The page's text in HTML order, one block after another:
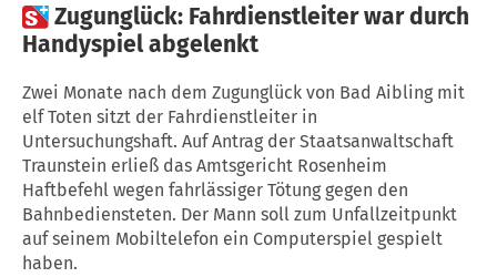
Zugunglück: Fahrdienstleiter war durch
Handyspiel abgelenkt
Zwei Monate nach dem Zugunglück von Bad Aibling mit
elf Toten sitzt der Fahrdienstleiter in
Untersuchungshaft. Auf Antrag der Staatsanwaltschaft
Traunstein erließ das Amtsgericht Rosenheim
Haftbefehl wegen fahrlässiger Tötung gegen den
Bahnbediensteten. Der Mann soll zum Unfallzeitpunkt
auf seinem Mobiltelefon ein Computerspiel gespielt
haben.